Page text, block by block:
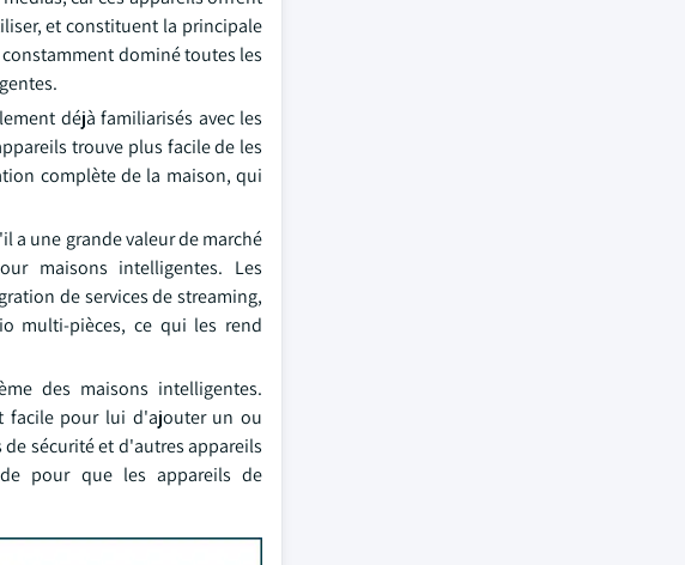
et constituent la principale
dominé toutes les
déjà familiarisés avec les
trouve plus facile de les
complète de la maison, qui
a une grande valeur de marché
maisons intelligentes. Les
de services de streaming,
multi-pièces, ce qui les rend
des maisons intelligentes.
facile pour lui d'ajouter un ou
sécurité et d'autres appareils
pour que les appareils de